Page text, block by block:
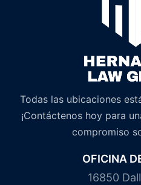
Todas las ubicaciones
¡Contáctenos hoy para
compromiso
OFICINA
16850